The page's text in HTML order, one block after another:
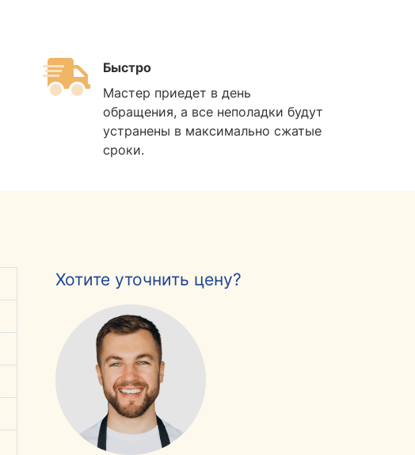
Быстро
Мастер приедет в день
обращения, а все неполадки будут
устранены в максимально сжатые
сроки.
Хотите уточнить цену?